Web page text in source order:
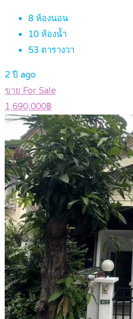
8 ห้องนอน
10 ห้องน้ำ
53 ตารางวา
2 ปี ago
ขาย For Sale
1,690,000฿